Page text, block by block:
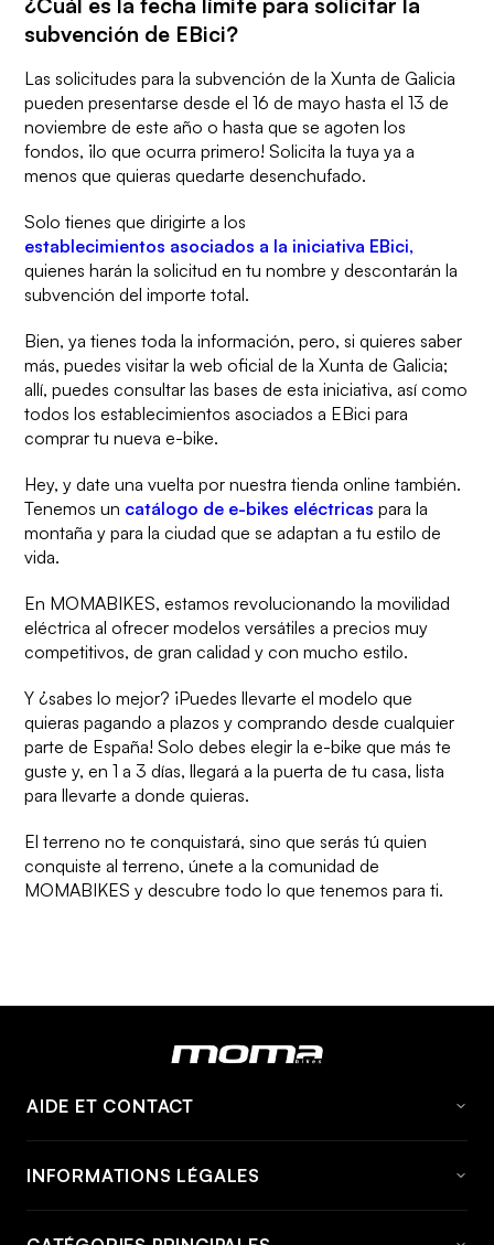
¿Cuál es la fecha límite para solicitar la
subvención de EBici?
Las solicitudes para la subvención de la Xunta de Galicia
pueden presentarse desde el 16 de mayo hasta el 13 de
noviembre de este añoo hasta que se agoten los
fondos, ¡lo que ocurra primero! Solicita la tuya ya a
menos que quieras quedarte desenchufado.
Solotienes que dirigirte a los
establecimientos asociados a la iniciativa EBici,
quienes harán la solicitud en tu nombre y descontarán la
subvención del importe total.
Bien, ya tienes toda la información, pero, si quieres saber
más,puedes visitar la web oficial de la Xunta de Galicia;
allí, puedes consultar las bases de esta iniciativa, así como
todos los establecimientos asociados a EBici para
comprar tu nuevae-bike.
Hey, y date una vuelta por nuestra tienda online también.
Tenemos un catálogo de e-bikes eléctricas para la
montaña y para la ciudad que se adaptan a tu estilo de
vida.
En MOMABIKES,estamos revolucionando la movilidad
eléctricaal ofrecer modelos versátiles a precios muy
competitivos, de gran calidad y con mucho estilo.
Y ¿sabes lo mejor? ¡Puedes llevarte el modelo que
quieras pagando a plazosy comprando desde cualquier
parte de España! Solo debes elegir lae-bikeque más te
guste y, en 1 a 3 días, llegará a la puerta de tu casa, lista
para llevarte a donde quieras.
El terreno no te conquistará, sino que serás tú quien
conquiste al terreno,únete a la comunidad de
MOMABIKESy descubre todo lo que tenemos para ti.
AIDE ET CONTACT
Contact
INFORMATIONS LÉGALES